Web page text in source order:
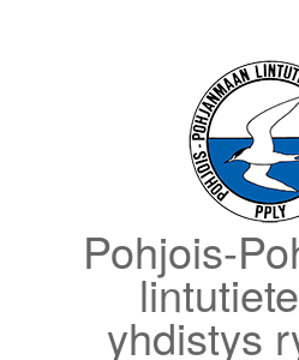
Pohjois-
yhdistys